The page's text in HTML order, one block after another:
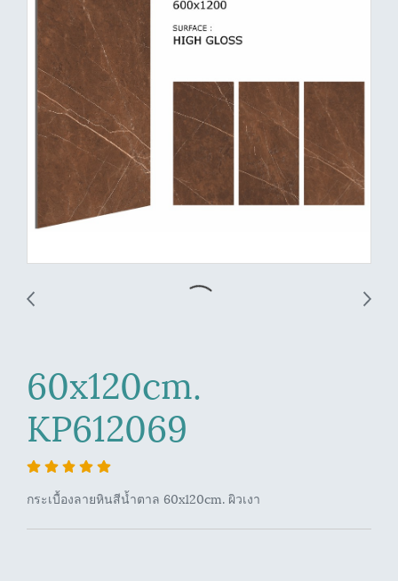
60x120cm.
KP612069
กระเบื้องลายหินสีน้ำตาล 60x120cm. ผิวเงา